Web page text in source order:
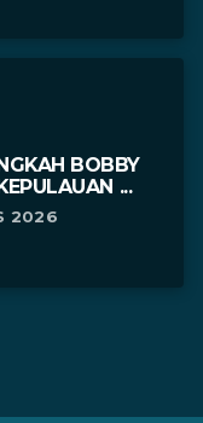
BOBBY
...
2026